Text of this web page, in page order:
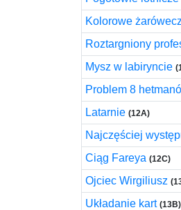
Kolorowe
Roztargniony
Mysz w labiryncie
Problem 8
Latarnie (12A)
Najczęściej
Ciąg Fareya (12C)
Ojciec Wirgiliusz
Układanie kart (13B)